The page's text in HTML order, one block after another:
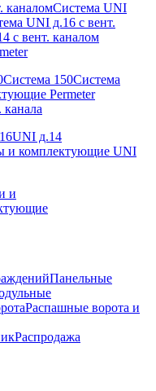
каналомСистема UNI
UNI д.16 с вент.
с вент. каналом
Система 150Система
Permeter
UNI д.14
и комплектующие UNI
и
Панельные
Распашные ворота и
Распродажа